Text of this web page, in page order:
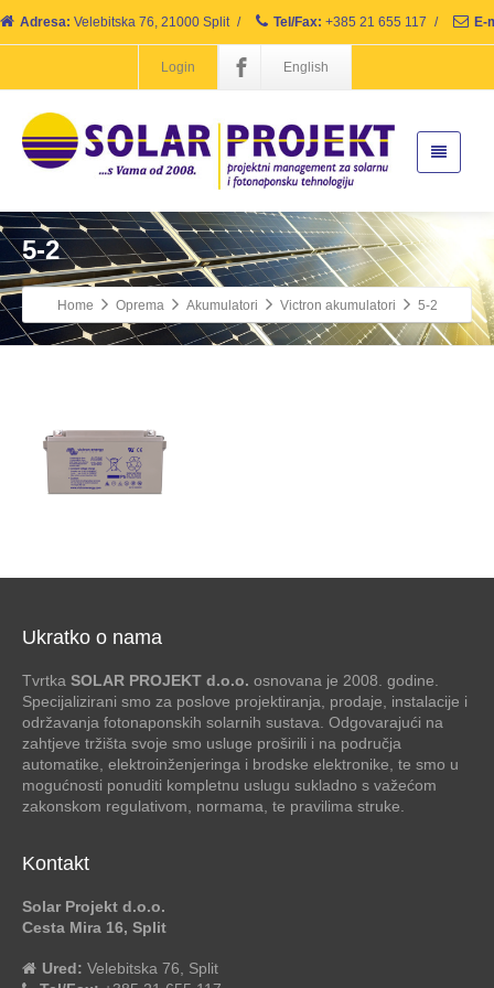
Adresa: Velebitska 76, 21000 Split / Tel/Fax: +385 21 655 117 / E-
Login English
5-2
Home Oprema Akumulatori Victron akumulatori 5-2
Ukratko o nama
Tvrtka SOLAR PROJEKT d.o.o. osnovana je 2008. godine.
Specijalizirani smo za poslove projektiranja, prodaje, instalacije i
održavanja fotonaponskih solarnih sustava. Odgovarajući na
zahtjeve tržišta svoje smo usluge proširili i na područja
automatike, elektroinženjeringa i brodske elektronike, te smo u
mogućnosti ponuditi kompletnu uslugu sukladno s važećom
zakonskom regulativom, normama, te pravilima struke.
Kontakt
Solar Projekt d.o.o.
Cesta Mira 16, Split
Ured: Velebitska 76, Split